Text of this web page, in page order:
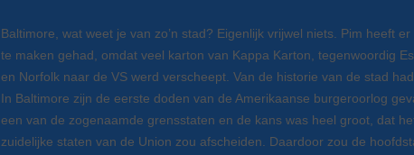
Baltimore, wat weet je van zo’n stad? Eigenlijk vrijwel niets. Pim heeft
te maken gehad, omdat veel karton van Kappa Karton, tegenwoordig
en Norfolk naar de VS werd verscheept. Van de historie van de stad
In Baltimore zijn de eerste doden van de Amerikaanse burgeroorlog
een van de zogenaamde grensstaten en de kans was heel groot, dat
zuidelijke staten van de Union zou afscheiden. Daardoor zou de